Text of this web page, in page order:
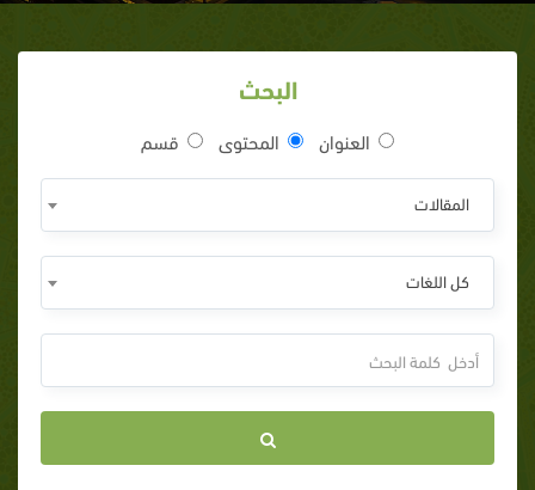
البحث
العنوان المحتوى قسم
المقالات
كل اللغات